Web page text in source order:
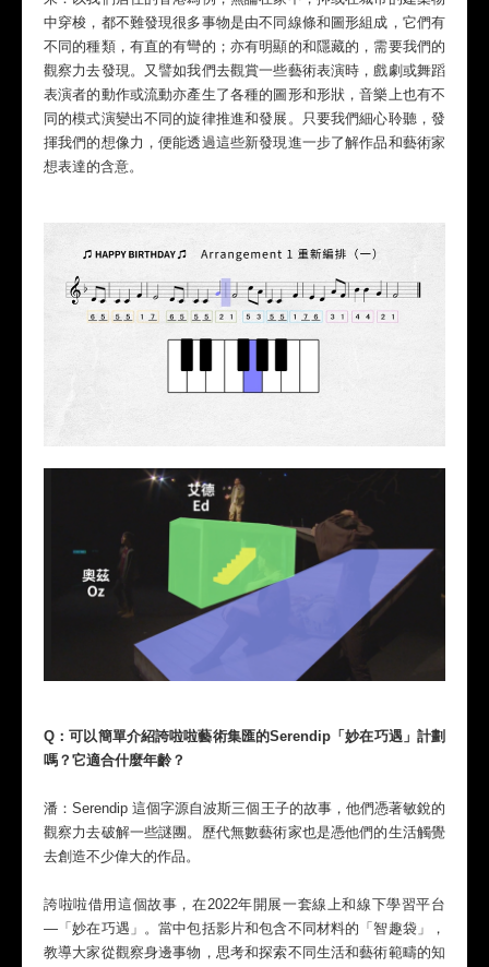
中穿梭，都不難發現很多事物是由不同線條和圖形組成，它們有
不同的種類，有直的有彎的；亦有明顯的和隱藏的，需要我們的
觀察力去發現。又譬如我們去觀賞一些藝術表演時，戲劇或舞蹈
表演者的動作或流動亦產生了各種的圖形和形狀，音樂上也有不
同的模式演變出不同的旋律推進和發展。只要我們細心聆聽，發
揮我們的想像力，便能透過這些新發現進一步了解作品和藝術家
想表達的含意。
Q：可以簡單介紹誇啦啦藝術集匯的Serendip「妙在巧遇」計劃
嗎？它適合什麼年齡？
潘：Serendip 這個字源自波斯三個王子的故事，他們憑著敏銳的
觀察力去破解一些謎團。歷代無數藝術家也是憑他們的生活觸覺
去創造不少偉大的作品。
誇啦啦借用這個故事，在2022年開展一套線上和線下學習平台
—「妙在巧遇」。當中包括影片和包含不同材料的「智趣袋」，
教導大家從觀察身邊事物，思考和探索不同生活和藝術範疇的知